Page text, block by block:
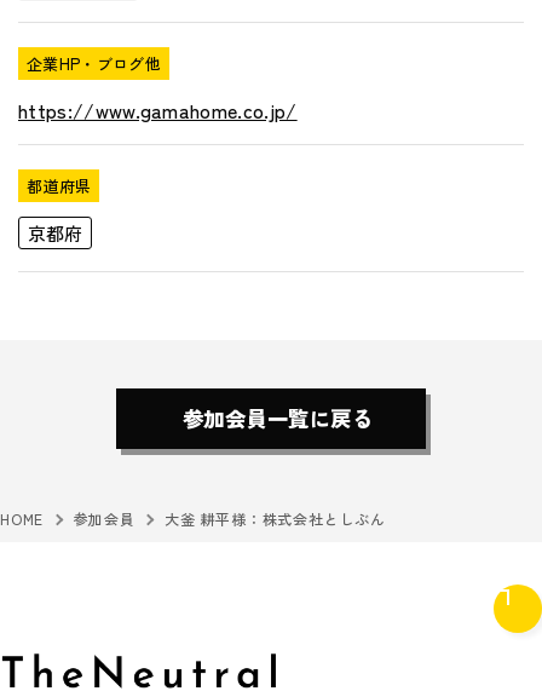
企業HP・ブログ他
https://www.gamahome.co.jp/
都道府県
京都府
参加会員一覧に戻る
HOME 参加会員 大釜 耕平様：株式会社としぶん